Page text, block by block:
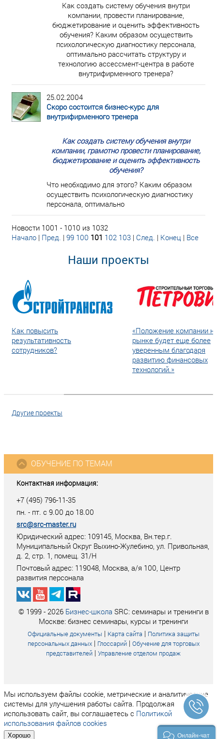
Как создать систему обучения внутри
компании, провести планирование,
бюджетирование и оценить эффективность
обучения? Каким образом осуществить
психологическую диагностику персонала,
оптимально рассчитать структуру и
технологию ассессмент-центра в работе
внутрифирменного тренера?
25.02.2004
Скоро состоится бизнес-курс для
внутрифирменного тренера
Как создать систему обучения внутри
компании, грамотно провести планирование,
бюджетирование и оценить эффективность
обучения?
Что необходимо для этого? Каким образом
осуществить психологическую диагностику
персонала, оптимально
Новости 1001 - 1010 из 1032
Начало | Пред. | 99 100 101 102 103 | След. | Конец | Все
Наши проекты
Как повысить
результативность
сотрудников?
«Положение компании
рынке будет еще более
уверенным благодаря
развитию финансовых
технологий.»
Другие проекты
Контактная информация:
+7 (495) 796-11-35
пн. - пт. с 9.00 до 18.00
src@src-master.ru
Юридический адрес: 109145, Москва, Вн.тер.г.
Муниципальный Округ Выхино-Жулебино, ул. Привольная,
д. 2, стр. 1, помещ. 31/Н
Почтовый адрес: 119048, Москва, а/я 100, Центр
развития персонала
ОБУЧЕНИЕ ПО ТЕМАМ
© 1999 - 2026 Бизнес-школа SRC: семинары и тренинги в
Москве: бизнес семинары, курсы и тренинги
Официальные документы | Карта сайта | Политика защиты
персональных данных| Глоссарий| Обучение для торговых
представителей | Управление отделом продаж
Мы используем файлы cookie, метрические и аналитические
системы для улучшения работы сайта. Продолжая
использовать сайт, вы соглашаетесь с Политикой
использования файлов cookies
Хорошо Онлайн-чат